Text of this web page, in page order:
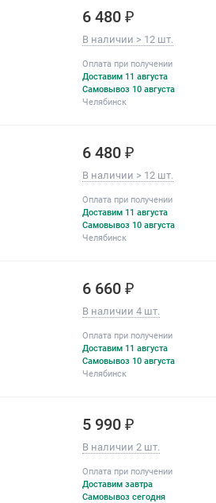
6 480 ₽
В наличии > 12 шт.
Оплата при получении
Доставим 11 августа
Самовывоз 10 августа
Челябинск
6 480 ₽
В наличии > 12 шт.
Оплата при получении
Доставим 11 августа
Самовывоз 10 августа
Челябинск
6 660 ₽
В наличии 4 шт.
Оплата при получении
Доставим 11 августа
Самовывоз 10 августа
Челябинск
5 990 ₽
В наличии 2 шт.
Оплата при получении
Доставим завтра
Самовывоз сегодня